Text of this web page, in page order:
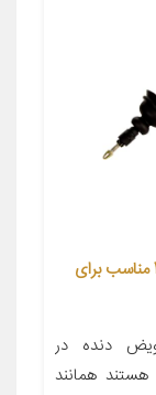
سیم کلاچ شرکت تکنو کابل سبزوار کد 100235 مناسب برای
دنده در
همانند